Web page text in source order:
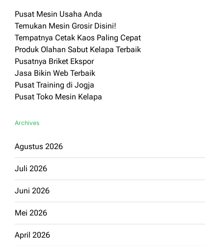
Pusat Mesin Usaha Anda
Temukan Mesin Grosir Disini!
Tempatnya Cetak Kaos Paling Cepat
Produk Olahan Sabut Kelapa Terbaik
Pusatnya Briket Ekspor
Jasa Bikin Web Terbaik
Pusat Training di Jogja
Pusat Toko Mesin Kelapa
Archives
Agustus 2026
Juli 2026
Juni 2026
Mei 2026
April 2026